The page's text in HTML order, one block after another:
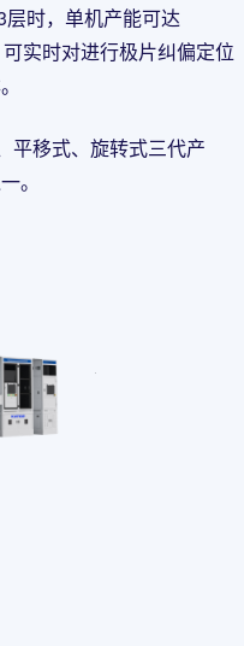
时，单机产能可达
实时对进行极片纠偏定位
平移式、旋转式三代产
。